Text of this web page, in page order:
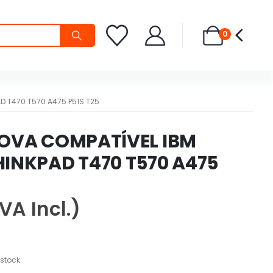
0
T470 T570 A475 P51S T25
COMPATÍVEL IBM
T470 T570 A475
Incl.)